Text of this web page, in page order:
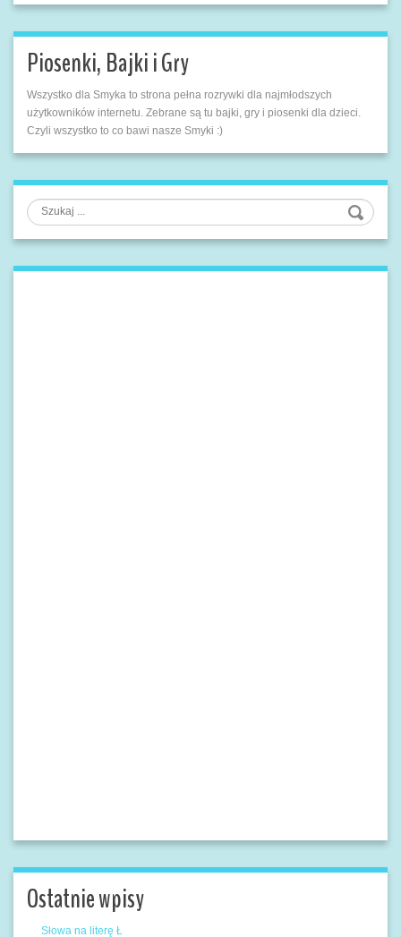
Piosenki, Bajki i Gry
Wszystko dla Smyka to strona pełna rozrywki dla najmłodszych
użytkowników internetu. Zebrane są tu bajki, gry i piosenki dla dzieci.
Czyli wszystko to co bawi nasze Smyki :)
Szukaj
Ostatnie wpisy
Słowa na literę Ł